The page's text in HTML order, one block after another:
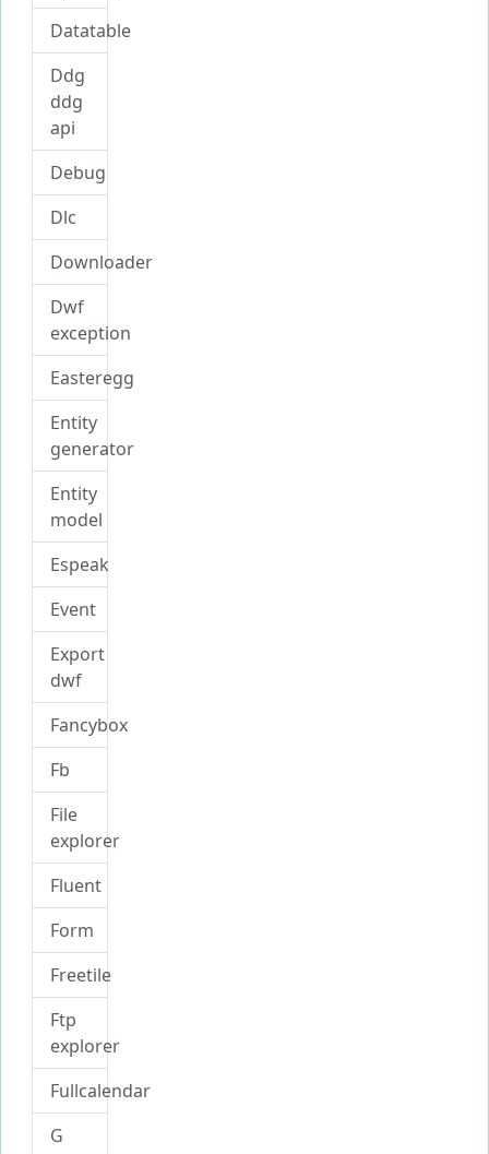
Datatable
Ddg
ddg
api
Debug
Dlc
Downloader
Dwf
exception
Easteregg
Entity
generator
Entity
model
Espeak
Event
Export
dwf
Fancybox
Fb
File
explorer
Fluent
Form
Freetile
Ftp
explorer
Fullcalendar
G